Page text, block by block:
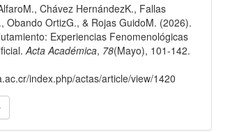
Chávez HernándezK., Fallas
Obando OrtizG., & Rojas GuidoM. (2026).
Experiencias Fenomenológicas
Acta Académica, 78(Mayo), 101-142.
index.php/actas/article/view/1420